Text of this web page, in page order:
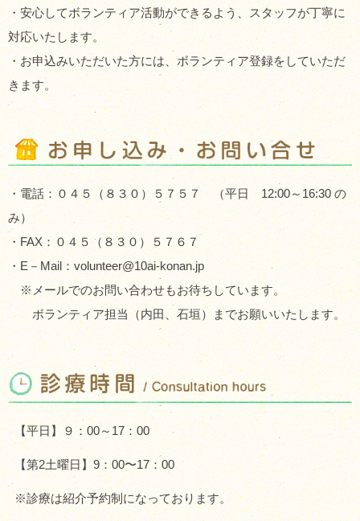
・安心してボランティア活動ができるよう、スタッフが丁寧に
対応いたします。
・お申込みいただいた方には、ボランティア登録をしていただ
きます。
・電話：０４５（８３０）５７５７ （平日 12:00～16:30 の
み）
・FAX：０４５（８３０）５７６７
・E－Mail：volunteer@10ai-konan.jp
※メールでのお問い合わせもお待ちしています。
ボランティア担当（内田、石垣）までお願いいたします。
【平日】９：00～17：00
【第2土曜日】9：00〜17：00
※診療は紹介予約制になっております。